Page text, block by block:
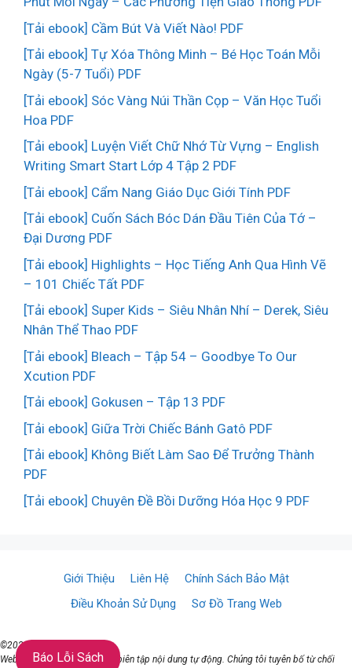
[Tải ebook] Cầm Bút Và Viết Nào! PDF
[Tải ebook] Tự Xóa Thông Minh – Bé Học Toán Mỗi
Ngày (5-7 Tuổi) PDF
[Tải ebook] Sóc Vàng Núi Thần Cọp – Văn Học Tuổi
Hoa PDF
[Tải ebook] Luyện Viết Chữ Nhớ Từ Vựng – English
Writing Smart Start Lớp 4 Tập 2 PDF
[Tải ebook] Cẩm Nang Giáo Dục Giới Tính PDF
[Tải ebook] Cuốn Sách Bóc Dán Đầu Tiên Của Tớ –
Đại Dương PDF
[Tải ebook] Highlights – Học Tiếng Anh Qua Hình Vẽ
– 101 Chiếc Tất PDF
[Tải ebook] Super Kids – Siêu Nhân Nhí – Derek, Siêu
Nhân Thể Thao PDF
[Tải ebook] Bleach – Tập 54 – Goodbye To Our
Xcution PDF
[Tải ebook] Gokusen – Tập 13 PDF
[Tải ebook] Giữa Trời Chiếc Bánh Gatô PDF
[Tải ebook] Không Biết Làm Sao Để Trưởng Thành
PDF
[Tải ebook] Chuyên Đề Bồi Dưỡng Hóa Học 9 PDF
Giới Thiệu Liên Hệ
Chính Sách Bảo Mật
Điều Khoản Sử Dụng
Sơ Đồ Trang Web
©2021 ♥ TaiSach.Org
Website đang sử dụng AI để biên tập nội dung tự động. Chúng tôi tuyên bố từ chối
Báo Lỗi Sách